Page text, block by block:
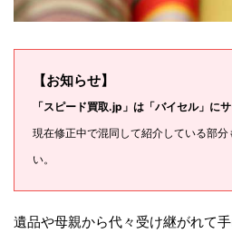
【お知らせ】
「スピード買取.jp」は「バイセル」に
現在修正中で混同して紹介している部
い。
遺品や母親から代々受け継がれて